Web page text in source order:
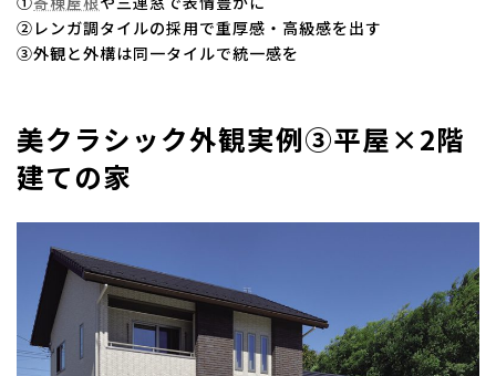
②レンガ調タイルの採用で重厚感・高級感を出す
③外観と外構は同一タイルで統一感を
美クラシック外観実例③平屋×2階
建ての家